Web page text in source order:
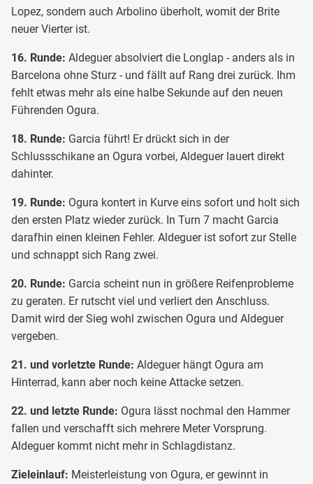
Lopez, sondern auch Arbolino überholt, womit der Brite
neuer Vierter ist.
16. Runde: Aldeguer absolviert die Longlap - anders als in
Barcelona ohne Sturz - und fällt auf Rang drei zurück. Ihm
fehlt etwas mehr als eine halbe Sekunde auf den neuen
Führenden Ogura.
18. Runde: Garcia führt! Er drückt sich in der
Schlussschikane an Ogura vorbei, Aldeguer lauert direkt
dahinter.
19. Runde: Ogura kontert in Kurve eins sofort und holt sich
den ersten Platz wieder zurück. In Turn 7 macht Garcia
darafhin einen kleinen Fehler. Aldeguer ist sofort zur Stelle
und schnappt sich Rang zwei.
20. Runde: Garcia scheint nun in größere Reifenprobleme
zu geraten. Er rutscht viel und verliert den Anschluss.
Damit wird der Sieg wohl zwischen Ogura und Aldeguer
vergeben.
21. und vorletzte Runde: Aldeguer hängt Ogura am
Hinterrad, kann aber noch keine Attacke setzen.
22. und letzte Runde: Ogura lässt nochmal den Hammer
fallen und verschafft sich mehrere Meter Vorsprung.
Aldeguer kommt nicht mehr in Schlagdistanz.
Zieleinlauf: Meisterleistung von Ogura, er gewinnt in